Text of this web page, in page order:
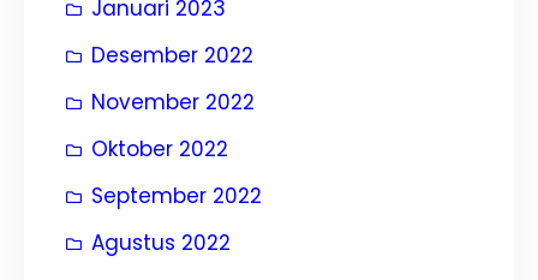
Januari 2023
Desember 2022
November 2022
Oktober 2022
September 2022
Agustus 2022